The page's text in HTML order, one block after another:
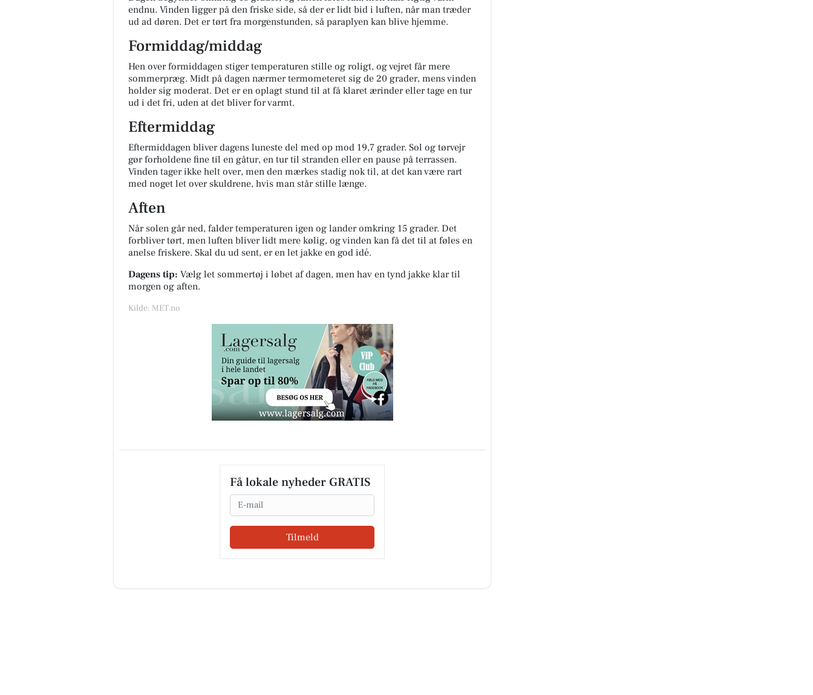
endnu. Vinden ligger på den friske side, så der er lidt bid i luften, når man træder
ud ad døren. Det er tørt fra morgenstunden, så paraplyen kan blive hjemme.
Formiddag/middag
Hen over formiddagen stiger temperaturen stille og roligt, og vejret får mere
sommerpræg. Midt på dagen nærmer termometeret sig de 20 grader, mens vinden
holder sig moderat. Det er en oplagt stund til at få klaret ærinder eller tage en tur
ud i det fri, uden at det bliver for varmt.
Eftermiddag
Eftermiddagen bliver dagens luneste del med op mod 19,7 grader. Sol og tørvejr
gør forholdene fine til en gåtur, en tur til stranden eller en pause på terrassen.
Vinden tager ikke helt over, men den mærkes stadig nok til, at det kan være rart
med noget let over skuldrene, hvis man står stille længe.
Aften
Når solen går ned, falder temperaturen igen og lander omkring 15 grader. Det
forbliver tørt, men luften bliver lidt mere kølig, og vinden kan få det til at føles en
anelse friskere. Skal du ud sent, er en let jakke en god idé.
Dagens tip: Vælg let sommertøj i løbet af dagen, men hav en tynd jakke klar til
morgen og aften.
Kilde: MET.no
Få lokale nyheder GRATIS
Email
Tilmeld